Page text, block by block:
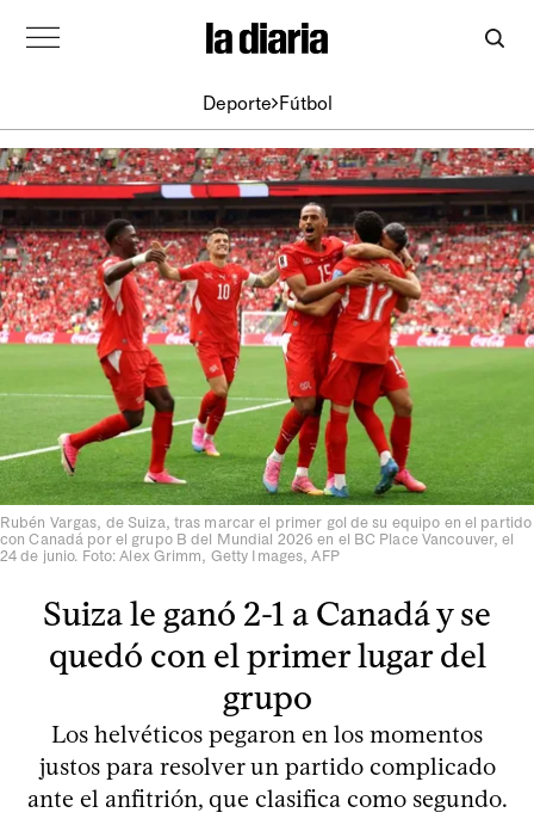
Deporte Fútbol
Rubén Vargas, de Suiza, tras marcar el primer gol de su equipo en el partido
con Canadá por el grupo B del Mundial 2026 en el BC Place Vancouver, el
24 de junio. Foto: Alex Grimm, Getty Images, AFP
Suiza le ganó 2-1 a Canadá y se
quedó con el primer lugar del
grupo
Los helvéticos pegaron en los momentos
justos para resolver un partido complicado
ante el anfitrión, que clasifica como segundo.